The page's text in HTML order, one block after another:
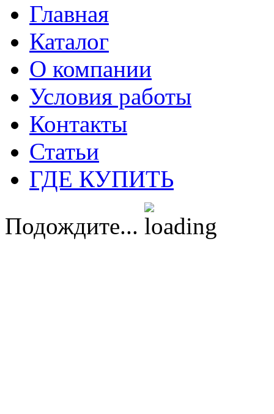
Главная
Каталог
О компании
Условия работы
Контакты
Статьи
ГДЕ КУПИТЬ
Подождите...